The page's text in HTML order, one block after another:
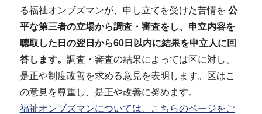
る福祉オンブズマンが、申し立てを受けた苦情を 公
平な第三者の立場から調査・審査をし、申立内容を
聴取した日の翌日から60日以内に結果を申立人に回
答します。 調査・審査の結果によっては区に対し、
是正や制度改善を求める意見を表明します。区はこ
の意見を尊重し、是正や改善に努めます。
福祉オンブズマンについては、こちらのページをご